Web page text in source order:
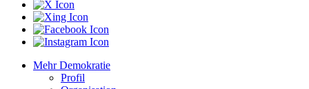
Mehr Demokratie
Profil